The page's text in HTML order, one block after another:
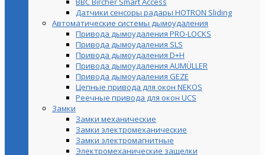
Датчики сенсоры радары HOTRON Sliding
Автоматические системы дымоудаления
Привода дымоудаления PRO-LOCKS
Привода дымоудаления SLS
Привода дымоудаления D+H
Привода дымоудаления AUMÜLLER
Привода дымоудаления GEZE
Цепные привода для окон NEKOS
Реечные привода для окон UСS
Замки
Замки механические
Замки электромеханические
Замки электромагнитные
Электромеханические защелки